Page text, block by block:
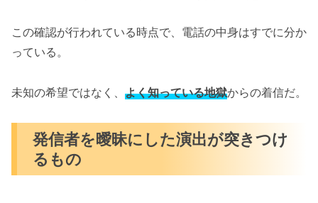
この確認が行われている時点で、電話の中身はすでに分か
っている。
未知の希望ではなく、 よく知っている地獄からの着信だ。
発信者を曖昧にした演出が突きつけ
るもの